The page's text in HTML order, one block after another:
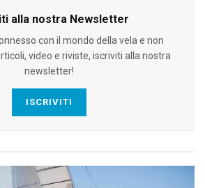
alla nostra Newsletter
con il mondo della vela e non
video e riviste, iscriviti alla nostra
newsletter!
ISCRIVITI